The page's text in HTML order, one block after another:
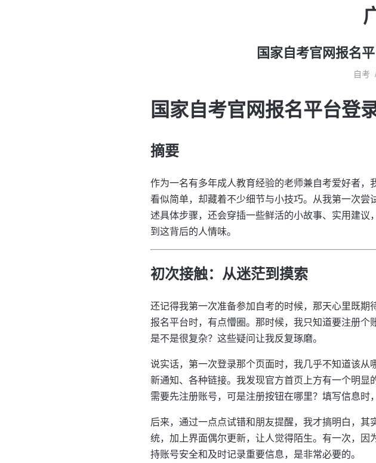
国家自考官网报名
自考
国家自考官网报名平台登
摘要
作为一名有多年成人教育经验的老师兼自考爱好者，
看似简单，却藏着不少细节与小技巧。从我第一次尝
述具体步骤，还会穿插一些鲜活的小故事、实用建
到这背后的人情味。
初次接触：从迷茫到摸索
还记得我第一次准备参加自考的时候，那天心里既期
报名平台时，有点懵圈。那时候，我只知道要注册
是不是很复杂？这些疑问让我反复琢磨。
说实话，第一次登录那个页面时，我几乎不知道该
新通知、各种链接。我发现官方首页上方有一个明显
需要先注册账号，可是注册按钮在哪里？填写信息时
后来，通过一点点试错和朋友提醒，我才搞明白，
统，加上界面偶尔更新，让人觉得陌生。有一次，
持账号安全和及时记录重要信息，是非常必要的。